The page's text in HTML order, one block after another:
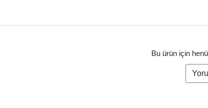
Bu ürün için